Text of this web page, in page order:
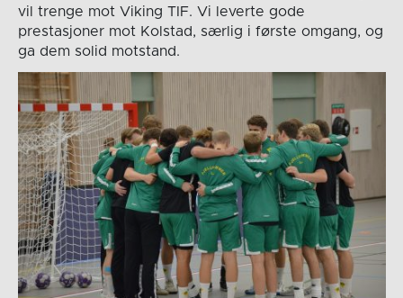
vil trenge mot Viking TIF. Vi leverte gode
prestasjoner mot Kolstad, særlig i første omgang, og
ga dem solid motstand.